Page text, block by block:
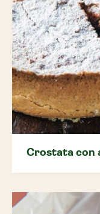
Crostata con